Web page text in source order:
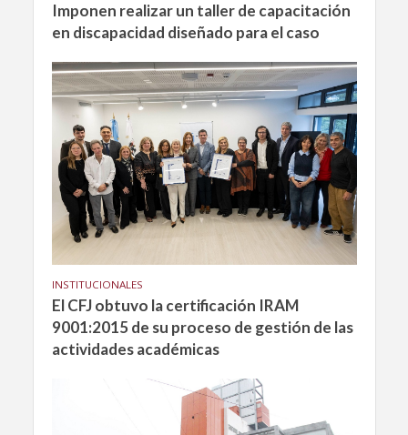
Imponen realizar un taller de capacitación
en discapacidad diseñado para el caso
INSTITUCIONALES
El CFJ obtuvo la certificación IRAM
9001:2015 de su proceso de gestión de las
actividades académicas